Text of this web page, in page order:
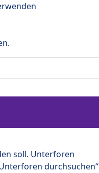
soll. Unterforen
durchsuchen“